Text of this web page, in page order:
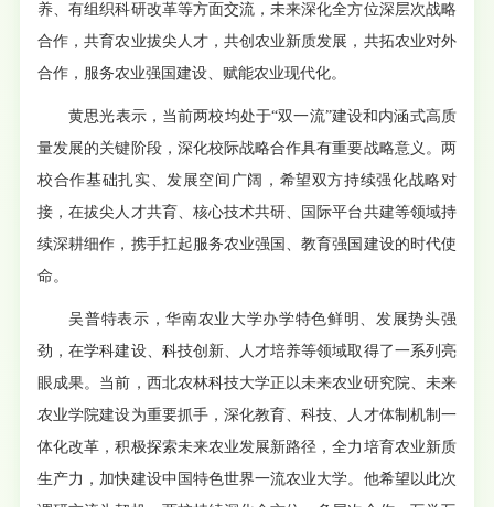
养、有组织科研改革等方面交流，未来深化全方位深层次战略
合作，共育农业拔尖人才，共创农业新质发展，共拓农业对外
合作，服务农业强国建设、赋能农业现代化。
黄思光表示，当前两校均处于“双一流”建设和内涵式高质
量发展的关键阶段，深化校际战略合作具有重要战略意义。两
校合作基础扎实、发展空间广阔，希望双方持续强化战略对
接，在拔尖人才共育、核心技术共研、国际平台共建等领域持
续深耕细作，携手扛起服务农业强国、教育强国建设的时代使
命。
吴普特表示，华南农业大学办学特色鲜明、发展势头强
劲，在学科建设、科技创新、人才培养等领域取得了一系列亮
眼成果。当前，西北农林科技大学正以未来农业研究院、未来
农业学院建设为重要抓手，深化教育、科技、人才体制机制一
体化改革，积极探索未来农业发展新路径，全力培育农业新质
生产力，加快建设中国特色世界一流农业大学。他希望以此次